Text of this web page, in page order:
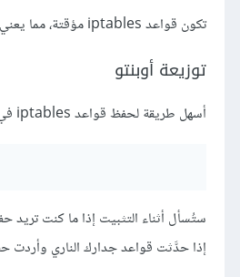
تكون قواعد iptables مؤقتة، مما يعني أنه من الضروري حفظها يدويًا لكي تبقى بعد إعادة الإقلاع.
توزيعة أوبنتو
أسهل طريقة لحفظ قواعد iptables في أوبنتو كي تبقى حتى لو أُعيد الإقلاع هي استخدام الحزمة
ستُسأل أثناء التثبيت إذا ما كنت تريد
إذا حدَّثت قواعد جدارك الناري وأردت